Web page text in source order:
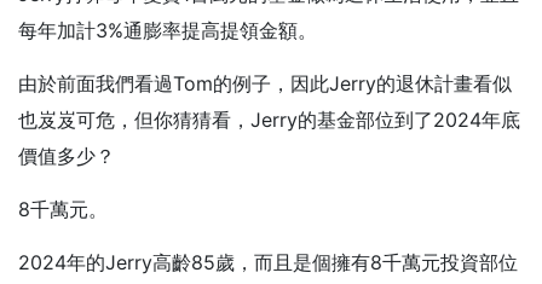
每年加計3%通膨率提高提領金額。
由於前面我們看過Tom的例子，因此Jerry的退休計畫看似
也岌岌可危，但你猜猜看，Jerry的基金部位到了2024年底
價值多少？
8千萬元。
2024年的Jerry高齡85歲，而且是個擁有8千萬元投資部位